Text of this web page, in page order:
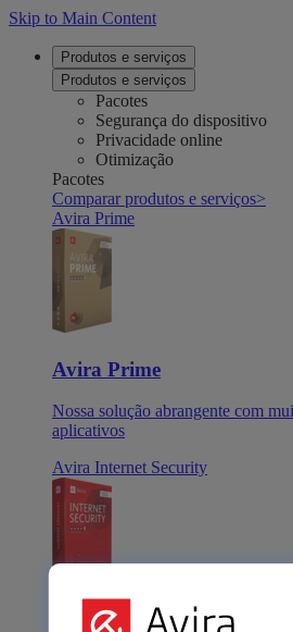
Skip to Main Content
Produtos e serviços
Produtos e serviços
Pacotes
Segurança do dispositivo
Privacidade online
Otimização
Pacotes
Comparar produtos e serviços>
Avira Prime
Avira Prime
Nossa solução abrangente com
aplicativos
Avira Internet Security
Avira Internet Security